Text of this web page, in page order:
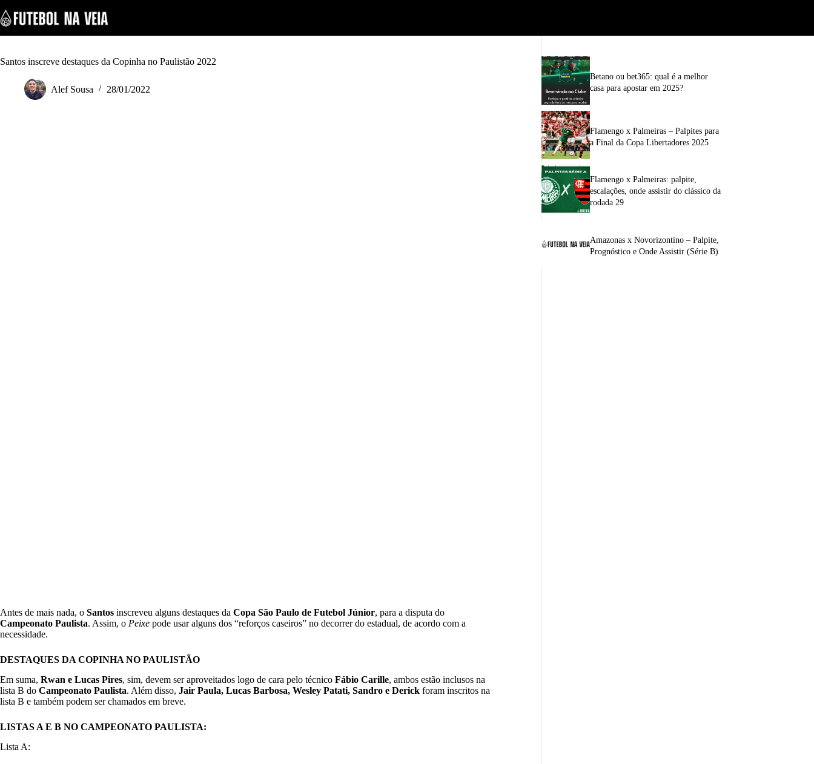
k
i
p
oSantos inscreve destaques da Copinha no Paulistão 2022
Alef Sousa 28/01/2022
Antes de mais nada, o Santos inscreveu alguns destaques da Copa São Paulo de Futebol Júnior, para a disputa do
Campeonato Paulista. Assim, o Peixe pode usar alguns dos “reforços caseiros” no decorrer do estadual, de acordo com a
necessidade.
DESTAQUES DA COPINHA NO PAULISTÃO
Em suma, Rwan e Lucas Pires, sim, devem ser aproveitados logo de cara pelo técnico Fábio Carille, ambos estão inclusos na
lista B do Campeonato Paulista. Além disso, Jair Paula, Lucas Barbosa, Wesley Patati, Sandro e Derick foram inscritos na
lista B e também podem ser chamados em breve.
LISTAS A E B NO CAMPEONATO PAULISTA:
Lista A:
Betano ou bet365: qual é a melhor
casa para apostar em 2025?
Flamengo x Palmeiras – Palpites para
a Final da Copa Libertadores 2025
Flamengo x Palmeiras: palpite,
escalações, onde assistir do clássico da
rodada 29
Amazonas x Novorizontino – Palpite,
Prognóstico e Onde Assistir (Série B)